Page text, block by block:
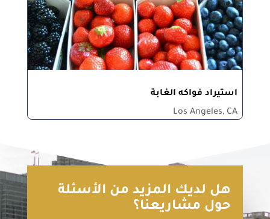
استيراد فواكه الغابة
Los Angeles, CA
هل لديك المزيد من الأسئلة
حول مشاريعنا؟